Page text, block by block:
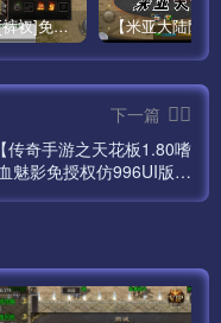
【热血屠龙[裤衩]免授权修复版】采用经典战神引擎三职业特色游戏最新打包Win服务端源码视频架设教程-GM直冲后台-新版GM多功能授权物品后台-安卓苹果IOS双端版本-传奇手游！
下一篇
【传奇手游之天花板1.80嗜
血魅影免授权仿996UI版】
后台-安卓苹果IOS双端版
本！